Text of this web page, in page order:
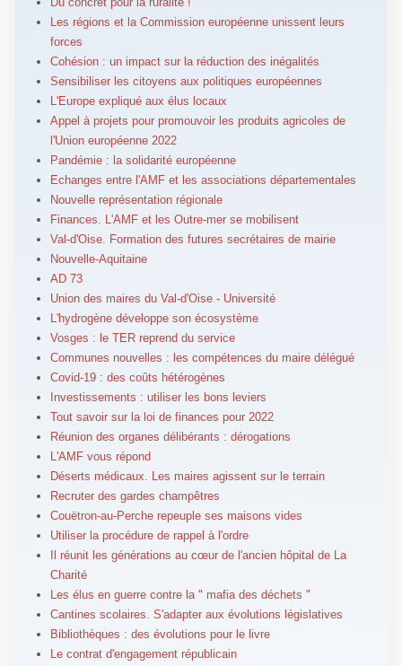
Les régions et la Commission européenne unissent leurs
forces
Cohésion : un impact sur la réduction des inégalités
Sensibiliser les citoyens aux politiques européennes
L'Europe expliqué aux élus locaux
Appel à projets pour promouvoir les produits agricoles de
l'Union européenne 2022
Pandémie : la solidarité européenne
Echanges entre l'AMF et les associations départementales
Nouvelle représentation régionale
Finances. L'AMF et les Outre-mer se mobilisent
Val-d'Oise. Formation des futures secrétaires de mairie
Nouvelle-Aquitaine
AD 73
Union des maires du Val-d'Oise - Université
L'hydrogène développe son écosystème
Vosges : le TER reprend du service
Communes nouvelles : les compétences du maire délégué
Covid-19 : des coûts hétérogènes
Investissements : utiliser les bons leviers
Tout savoir sur la loi de finances pour 2022
Réunion des organes délibérants : dérogations
L'AMF vous répond
Déserts médicaux. Les maires agissent sur le terrain
Recruter des gardes champêtres
Couëtron-au-Perche repeuple ses maisons vides
Utiliser la procédure de rappel à l'ordre
Il réunit les générations au cœur de l'ancien hôpital de La
Charité
Les élus en guerre contre la " mafia des déchets "
Cantines scolaires. S'adapter aux évolutions législatives
Bibliothèques : des évolutions pour le livre
Le contrat d'engagement républicain